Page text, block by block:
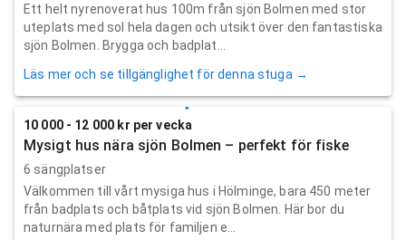
Ett helt nyrenoverat hus 100m från sjön Bolmen med stor
uteplats med sol hela dagen och utsikt över den fantastiska
sjön Bolmen. Brygga och badplat...
Läs mer och se tillgänglighet för denna stuga →
10 000 - 12 000 kr per vecka
Mysigt hus nära sjön Bolmen – perfekt för fiske
6 sängplatser
Välkommen till vårt mysiga hus i Hölminge, bara 450 meter
från badplats och båtplats vid sjön Bolmen. Här bor du
naturnära med plats för familjen e...